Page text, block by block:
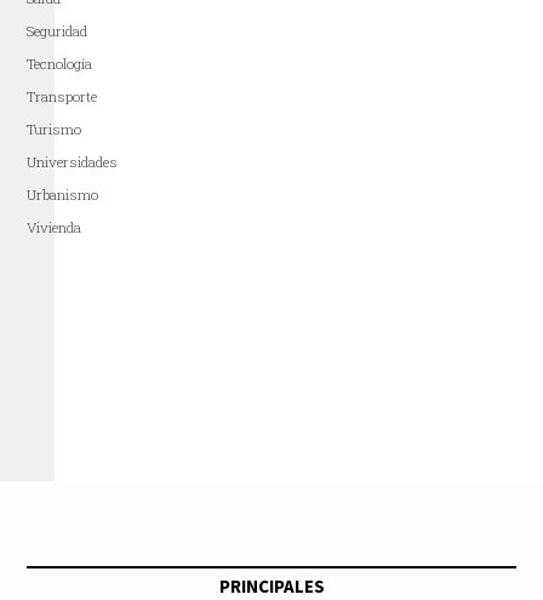
Seguridad
Tecnología
Transporte
Turismo
Universidades
Urbanismo
Vivienda
PRINCIPALES